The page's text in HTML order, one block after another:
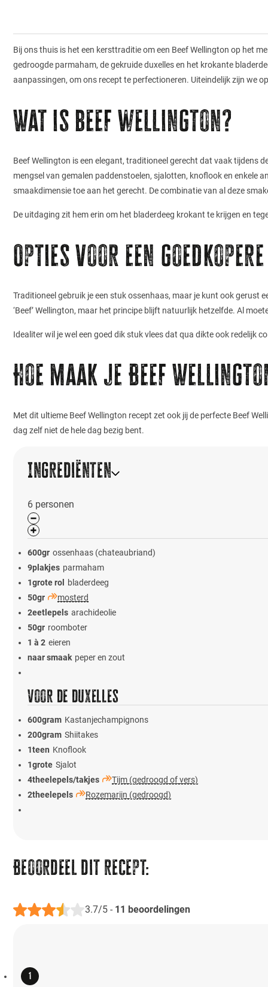
Bij ons thuis is het een kersttraditie om een Beef Wellington op het
gedroogde parmaham, de gekruide duxelles en het krokante
aanpassingen, om ons recept te perfectioneren. Uiteindelijk zijn we
Wat is beef wellington?
Beef Wellington is een elegant, traditioneel gerecht dat vaak tijdens
mengsel van gemalen paddenstoelen, sjalotten, knoflook en enkele
smaakdimensie toe aan het gerecht. De combinatie van al deze
De uitdaging zit hem erin om het bladerdeeg krokant te krijgen en
Opties voor een
Traditioneel gebruik je een stuk ossenhaas, maar je kunt ook
‘Beef’ Wellington, maar het principe blijft natuurlijk hetzelfde. Al
Idealiter wil je wel een goed dik stuk vlees dat qua dikte ook redelijk
Hoe maak je Beef
Met dit ultieme Beef Wellington recept zet ook jij de perfecte Beef
dag zelf niet de hele dag bezig bent.
Ingrediënten
6 personen
600gr ossenhaas (chateaubriand)
9plakjes parmaham
1grote rol bladerdeeg
50gr mosterd
2eetlepels arachideolie
50gr roomboter
1 à 2 eieren
naar smaak peper en zout
Voor de duxelles
600gram Kastanjechampignons
200gram Shiitakes
1teen Knoflook
1grote Sjalot
4theelepels/takjes Tijm (gedroogd of vers)
2theelepels Rozemarijn (gedroogd)
Beoordeel dit recept:
3.7/5- 11 beoordelingen